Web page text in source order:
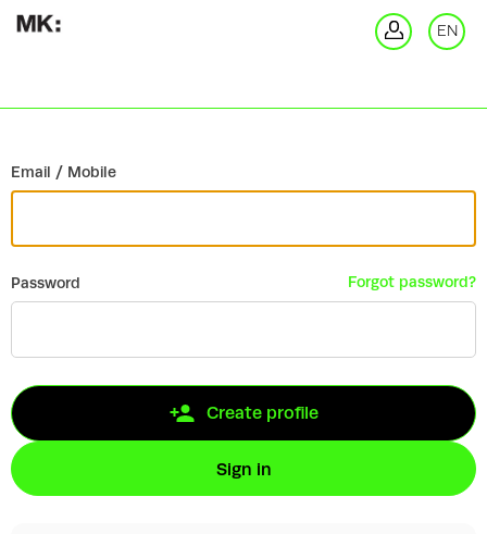
EN
Email / Mobile
Password Forgot password?
Create profile
Sign in